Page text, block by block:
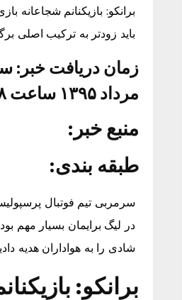
برانکو: بازیکنانم شجاعانه
باید زودتر به ترکیب اصلی
مرداد ۱۳۹۵ ساعت ۲۳:۳۸
منبع خبر:
طبقه بندی:
سرمربی تیم فوتبال
در لیگ برایمان بسیار مهم
شادی را به هواداران هدیه
برانکو: